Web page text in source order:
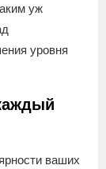
уж
уровня
ваших